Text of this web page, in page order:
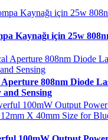
Kaynağı için 25w
808nm Diode
and Sensing